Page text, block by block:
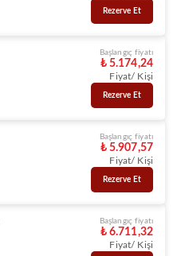
Rezerve Et
Başlangıç fiyatı
₺ 5.174,24
Fiyat/ Kişi
Rezerve Et
Başlangıç fiyatı
₺ 5.907,57
Fiyat/ Kişi
Rezerve Et
Başlangıç fiyatı
₺ 6.711,32
Fiyat/ Kişi